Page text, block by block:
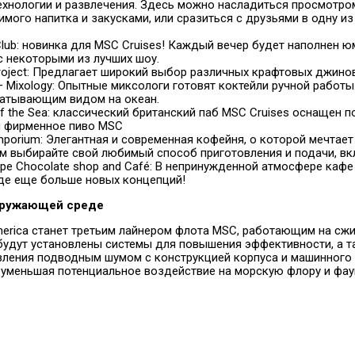
и развлечения. Здесь можно насладиться
напитка и закусками, или сразиться с друзьями в одну
новинка для MSC Cruises! Каждый вечер будет наполнен
некоторыми из лучших шоу.
Предлагает широкий выбор различных крафтовых джинов
Опытные миксологи готовят коктейли ручной
видом на океан.
Sea: классический британский паб MSC Cruises оснащен
фирменное пиво MSC
Элегантная и современная кофейня, о которой
выбирайте свой любимый способ приготовления и подачи,
Chocolate shop and Café: В непринужденной атмосфере
еще больше новых концепций!
среде
станет третьим лайнером флота MSC, работающим на
установлены системы для повышения эффективности, а
подводным шумом с конструкцией корпуса и
потенциальное воздействие на морскую флору и